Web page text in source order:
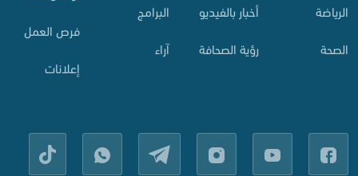
الرياضة
الصحة
أخبار بالفيديو
رؤية الصحافة
البرامج
آراء
فرص العمل
إعلانات